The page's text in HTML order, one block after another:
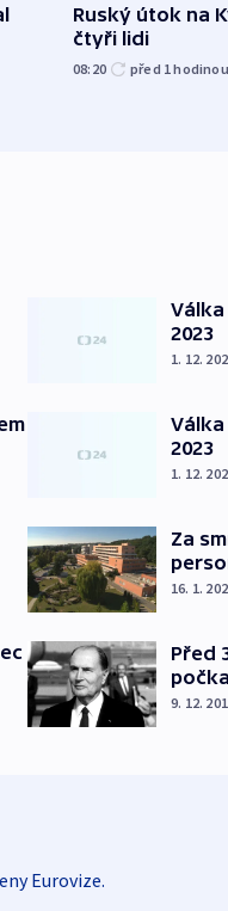
Ruský útok na
čtyři lidi
08:20 před 1hodinou
2023
1. 12.
2023
1. 12.
Za
16. 1.
Před
9. 12.
Eurovize.